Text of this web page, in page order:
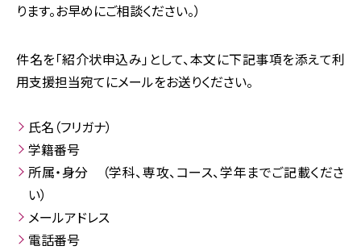
ります。お早めにご相談ください。）
件名を「紹介状申込み」として、本文に下記事項を添えて利
用支援担当宛てにメールをお送りください。
氏名（フリガナ）
学籍番号
所属・身分 （学科、専攻、コース、学年までご記載くださ
い）
メールアドレス
電話番号